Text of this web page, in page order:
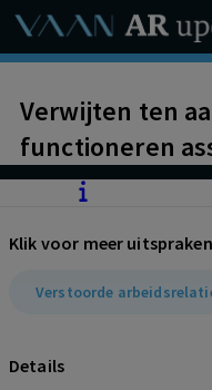
Verwijten ten
functioneren
shopmanager
streeft naar
wordt de
Klik voor meer uitspraken
Verstoorde
Details